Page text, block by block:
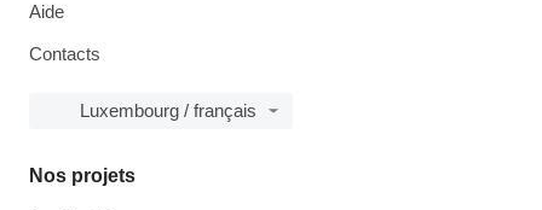
Aide
Contacts
Luxembourg / français
Nos projets